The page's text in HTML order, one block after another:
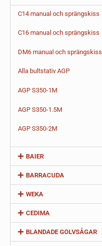
C14 manual och sprängskiss
C16 manual och sprängskiss
DM6 manual och sprängskiss
Alla bultstativ AGP
AGP S350-1M
AGP S350-1.5M
AGP S350-2M
BAIER
BARRACUDA
WEKA
CEDIMA
BLANDADE GOLVSÅGAR